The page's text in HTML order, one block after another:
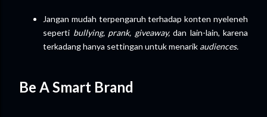
Jangan mudah terpengaruh terhadap konten nyeleneh
seperti bullying, prank, giveaway,dan lain-lain, karena
terkadang hanya settingan untuk menarik audiences.
Be A Smart Brand